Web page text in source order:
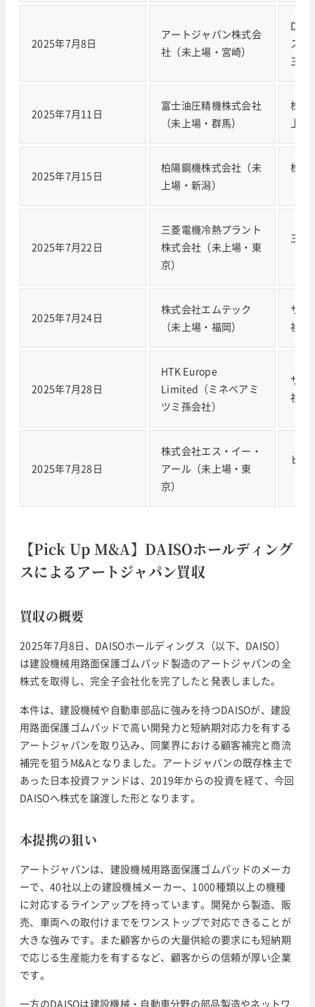
2025年7月8日
アートジャパン株式会
社（未上場・宮崎）
ス株
三重
2025年7月11日
富士油圧精機株式会社
（未上場・群馬）
株式
上
2025年7月15日
柏陽鋼機株式会社（未
上場・新潟）
株式
2025年7月22日
三菱電機冷熱プラント
株式会社（未上場・東
京）
三浦
2025年7月24日
株式会社エムテック
（未上場・福岡）
サン
社（
2025年7月28日
HTK Europe
Limited（ミネベアミ
ツミ孫会社）
サン
社（
2025年7月28日
株式会社エス・イー・
アール（未上場・東
京）
ヒロ
【Pick Up M&A】DAISOホールディング
スによるアートジャパン買収
買収の概要
2025年7月8日、DAISOホールディングス（以下、DAISO）
は建設機械用路面保護ゴムパッド製造のアートジャパンの全
株式を取得し、完全子会社化を完了したと発表しました。
本件は、建設機械や自動車部品に強みを持つDAISOが、建設
用路面保護ゴムパッドで高い開発力と短納期対応力を有する
アートジャパンを取り込み、同業界における顧客補完と商流
補完を狙うM&Aとなりました。アートジャパンの既存株主で
あった日本投資ファンドは、2019年からの投資を経て、今回
DAISOへ株式を譲渡した形となります。
本提携の狙い
アートジャパンは、建設機械用路面保護ゴムパッドのメーカ
ーで、40社以上の建設機械メーカー、1000種類以上の機種
に対応するラインアップを持っています。開発から製造、販
売、車両への取付けまでをワンストップで対応できることが
大きな強みです。また顧客からの大量供給の要求にも短納期
で応じる生産能力を有するなど、顧客からの信頼が厚い企業
です。
一方のDAISOは建設機械・自動車分野の部品製造やネットワ